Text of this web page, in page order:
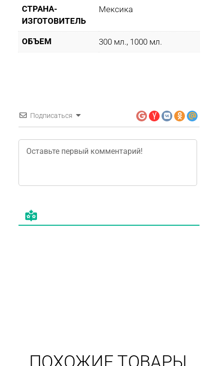
СТРАНА-
ИЗГОТОВИТЕЛЬ
Мексика
ОБЪЕМ 300 мл., 1000 мл.
Подписаться